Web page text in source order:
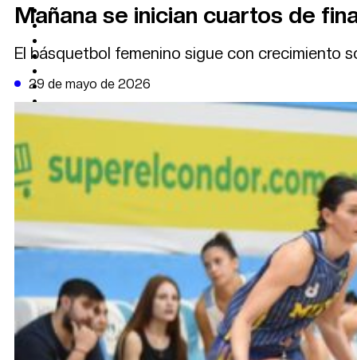
AGRO
DEPORTES
POLÍTICA
DATA FIRME
DE LA TRIBUNA TV
Mañana se inician cuartos de
El básquetbol femenino sigue con crecimiento
29 de mayo de 2026